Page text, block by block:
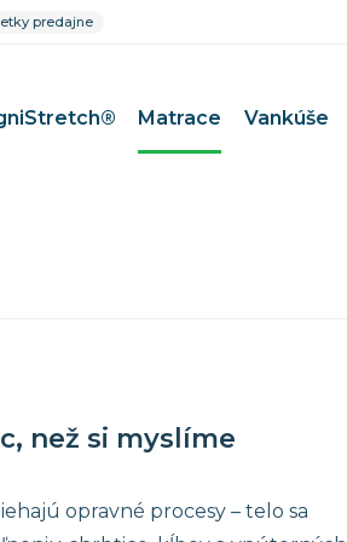
predajne
Matrace
Matrace 90×200 cm
Vankúše
než si myslíme
opravné procesy – telo sa